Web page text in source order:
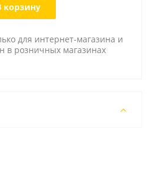
корзину
для интернет-магазина и
в розничных магазинах